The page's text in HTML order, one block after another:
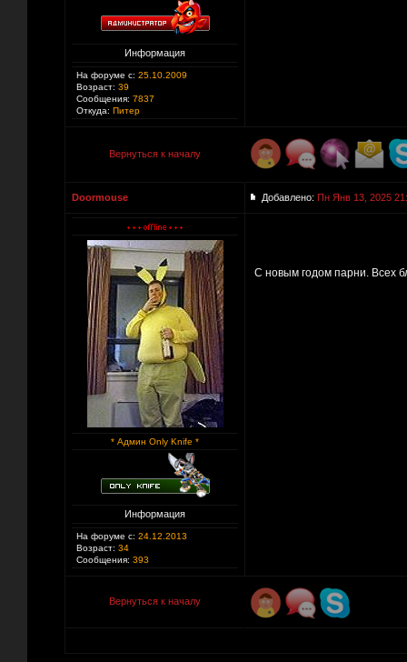
Информация
На форуме с: 25.10.2009
Возраст: 39
Сообщения: 7837
Откуда: Питер
Вернуться к началу
Doormouse Добавлено: Пн Янв 13, 2025
* Админ Only Knife *
Информация
На форуме с: 24.12.2013
Возраст: 34
Сообщения: 393
С новым годом парни. Всех
Вернуться к началу